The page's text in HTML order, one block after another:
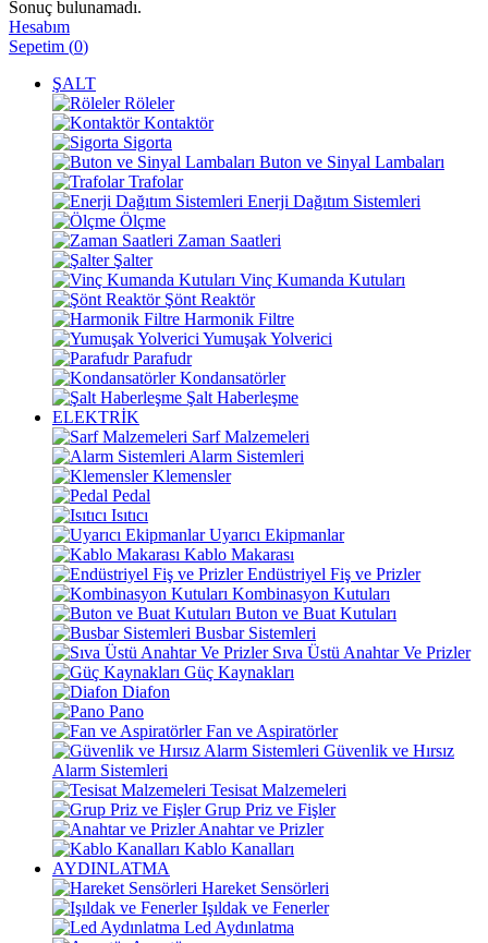
Sonuç bulunamadı.
Hesabım
Sepetim (0)
ŞALT
Röleler
Kontaktör
Sigorta
Buton ve Sinyal Lambaları
Trafolar
Enerji Dağıtım Sistemleri
Ölçme
Zaman Saatleri
Şalter
Vinç Kumanda Kutuları
Şönt Reaktör
Harmonik Filtre
Yumuşak Yolverici
Parafudr
Kondansatörler
Şalt Haberleşme
ELEKTRİK
Sarf Malzemeleri
Alarm Sistemleri
Klemensler
Pedal
Isıtıcı
Uyarıcı Ekipmanlar
Kablo Makarası
Endüstriyel Fiş ve Prizler
Kombinasyon Kutuları
Buton ve Buat Kutuları
Busbar Sistemleri
Sıva Üstü Anahtar Ve Prizler
Güç Kaynakları
Diafon
Pano
Fan ve Aspiratörler
Güvenlik ve Hırsız
Alarm Sistemleri
Tesisat Malzemeleri
Grup Priz ve Fişler
Anahtar ve Prizler
Kablo Kanalları
AYDINLATMA
Hareket Sensörleri
Işıldak ve Fenerler
Led Aydınlatma